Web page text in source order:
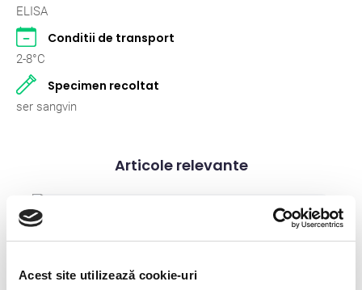
Acest site utilizează cookie-uri
Rumegatoare mici
Suine
ELISA
Conditii de transport
2-8°C
Specimen recoltat
ser sangvin
Articole relevante
transmiterea acestei boli